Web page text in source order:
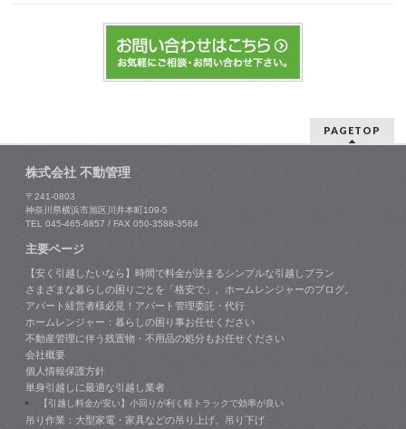
PAGETOP
株式会社 不動管理
〒241-0803
神奈川県横浜市旭区川井本町109-5
TEL 045-465-6857 / FAX 050-3588-3564
主要ページ
【安く引越したいなら】時間で料金が決まるシンプルな引越しプラン
さまざまな暮らしの困りごとを「格安で」。ホームレンジャーのブログ。
アパート経営者様必見！アパート管理委託・代行
ホームレンジャー：暮らしの困り事お任せください
不動産管理に伴う残置物・不用品の処分もお任せください
会社概要
個人情報保護方針
単身引越しに最適な引越し業者
【引越し料金が安い】小回りが利く軽トラックで効率が良い
吊り作業：大型家電・家具などの吊り上げ、吊り下げ